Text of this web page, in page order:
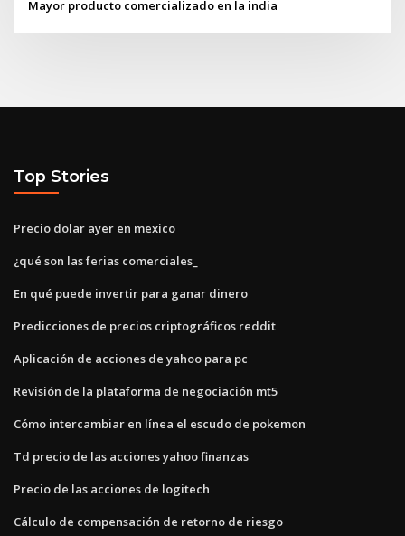
Mayor producto comercializado en la india
Top Stories
Precio dolar ayer en mexico
¿qué son las ferias comerciales_
En qué puede invertir para ganar dinero
Predicciones de precios criptográficos reddit
Aplicación de acciones de yahoo para pc
Revisión de la plataforma de negociación mt5
Cómo intercambiar en línea el escudo de pokemon
Td precio de las acciones yahoo finanzas
Precio de las acciones de logitech
Cálculo de compensación de retorno de riesgo